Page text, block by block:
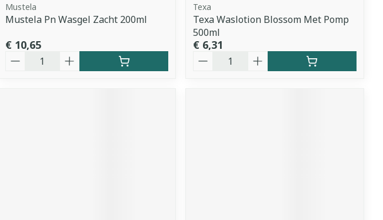
Mustela
Mustela Pn Wasgel Zacht 200ml
€ 10,65
Texa
Texa Waslotion Blossom Met Pomp
500ml
€ 6,31